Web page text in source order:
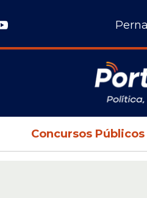
Concursos Públicos